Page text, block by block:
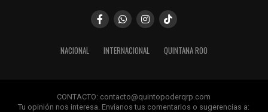
NACIONAL INTERNACIONAL QUINTANA ROO
CONTACTO: contacto@quintopoderqrp.com
Tu opinión nos interesa. Envíanos tus comentarios o sugerencias a: